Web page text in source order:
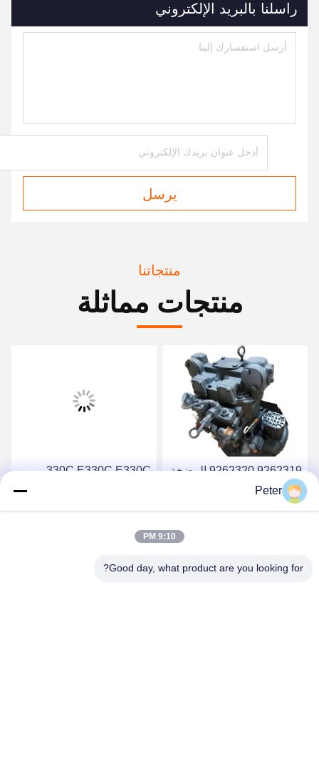
راسلنا بالبريد الإلكتروني
يرسل
منتجاتنا
منتجات مماثلة
9262319 9262320 المضخة
الهيدروليكية الرئيسية
HPV118 ZX200-3 ZX230
330C E330C E330C
2703 2160038 2160039
Peter
9:10 PM
Good day, what product are you looking for?